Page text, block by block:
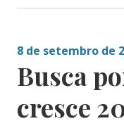
8 de setembro de
Busca
cresce